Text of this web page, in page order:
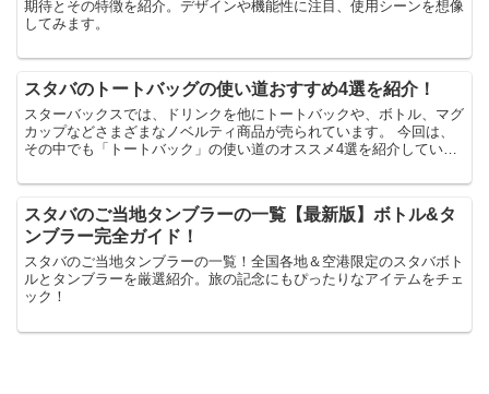
期待とその特徴を紹介。デザインや機能性に注目、使用シーンを想像
してみます。
スタバのトートバッグの使い道おすすめ4選を紹介！
スターバックスでは、ドリンクを他にトートバックや、ボトル、マグ
カップなどさまざまなノベルティ商品が売られています。 今回は、
その中でも「トートバック」の使い道のオススメ4選を紹介していき
スタバのご当地タンブラーの一覧【最新版】ボトル&タ
ンブラー完全ガイド！
スタバのご当地タンブラーの一覧！全国各地＆空港限定のスタバボト
ルとタンブラーを厳選紹介。旅の記念にもぴったりなアイテムをチェ
ック！